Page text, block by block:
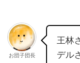
お団子団長
王林
デル